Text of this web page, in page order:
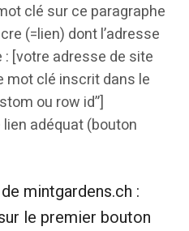
clé sur ce paragraphe
(=lien) dont l’adresse
[votre adresse de site
mot clé inscrit dans le
ou row id”]
lien adéquat (bouton
mintgardens.ch :
le premier bouton